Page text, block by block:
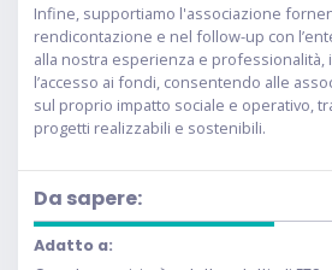
Infine, supportiamo l'associazione
rendicontazione e nel follow-up con
alla nostra esperienza e professionalità,
l’accesso ai fondi, consentendo alle
sul proprio impatto sociale e operativo,
progetti realizzabili e sostenibili.
Da sapere:
Adatto a: